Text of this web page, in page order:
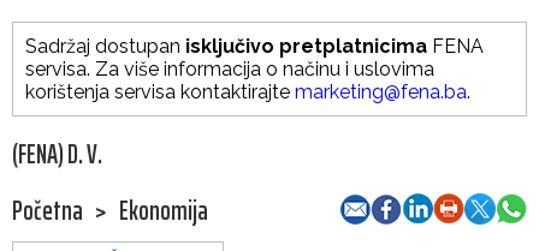
Sadržaj dostupan isključivo pretplatnicima FENA
servisa. Za više informacija o načinu i uslovima
korištenja servisa kontaktirajte marketing@fena.ba.
(FENA) D. V.
Početna > Ekonomija